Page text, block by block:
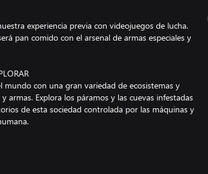
experiencia previa con videojuegos de lucha.
pan comido con el arsenal de armas especiales y
con una gran variedad de ecosistemas y
Explora los páramos y las cuevas infestadas
de esta sociedad controlada por las máquinas y